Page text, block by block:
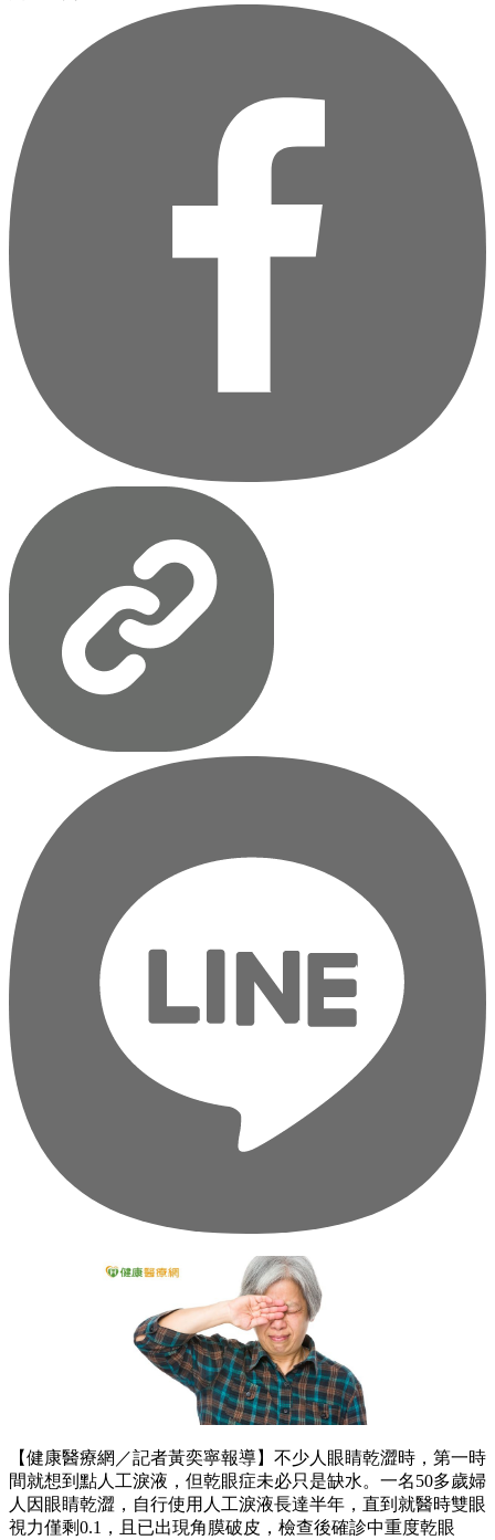
【健康醫療網／記者黃奕寧報導】不少人眼睛乾澀時，第一時
間就想到點人工淚液，但乾眼症未必只是缺水。一名50多歲婦
人因眼睛乾澀，自行使用人工淚液長達半年，直到就醫時雙眼
視力僅剩0.1，且已出現角膜破皮，檢查後確診中重度乾眼